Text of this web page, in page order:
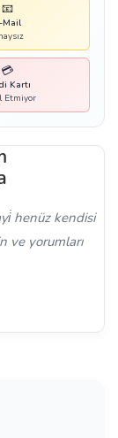
📧
Mail
💳
Kartı
Etmiyor
henüz kendisi
ve yorumları